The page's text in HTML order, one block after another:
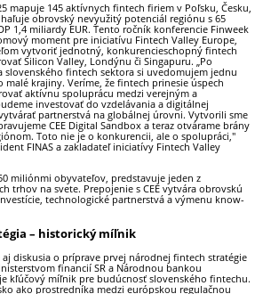
mapuje 145 aktívnych fintech firiem v Poľsku, Česku,
obrovský nevyužitý potenciál regiónu s 65
1,4 miliardy EUR. Tento ročník konferencie Finweek
moment pre iniciatívu Fintech Valley Europe,
vytvoriť jednotný, konkurencieschopný fintech
Silicon Valley, Londýnu či Singapuru. „Po
fintech sektora si uvedomujem jednu
malé krajiny. Veríme, že fintech prinesie úspech
aktívnu spoluprácu medzi verejným a
investovať do vzdelávania a digitálnej
partnerstvá na globálnej úrovni. Vytvorili sme
CEE Digital Sandbox a teraz otvárame brány
Toto nie je o konkurencii, ale o spolupráci,"
FINAS a zakladateľ iniciatívy Fintech Valley
miliónmi obyvateľov, predstavuje jeden z
trhov na svete. Prepojenie s CEE vytvára obrovskú
technologické partnerstvá a výmenu know-
– historický míľnik
diskusia o príprave prvej národnej fintech stratégie
financií SR a Národnou bankou
kľúčový míľnik pre budúcnosť slovenského fintechu.
ako prostredníka medzi európskou regulačnou